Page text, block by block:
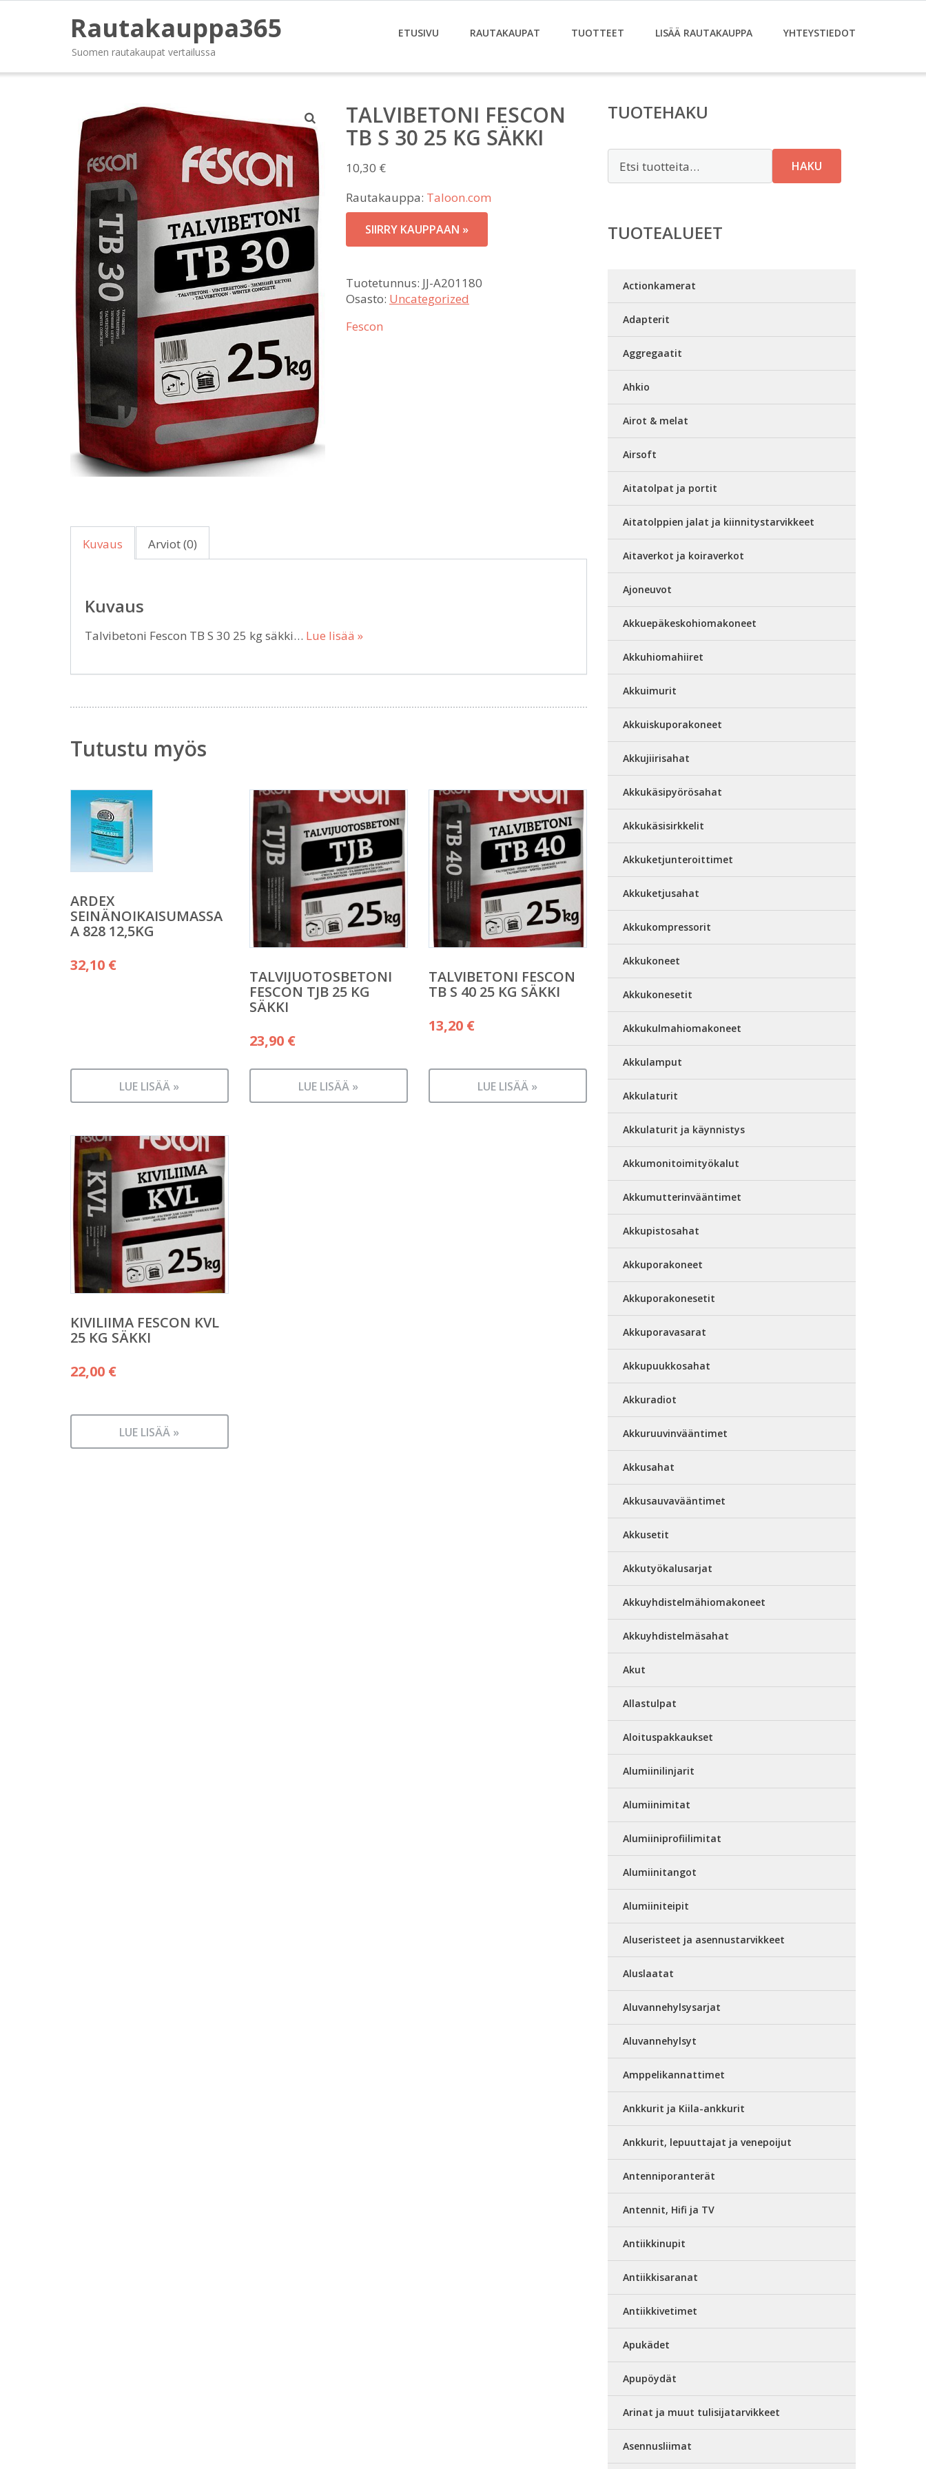
Rautakauppa365
Suomen rautakaupat vertailussa
ETUSIVU RAUTAKAUPAT TUOTTEET LISÄÄ RAUTAKAUPPA YHTEYSTIEDOT
TALVIBETONI FESCON
TB S 30 25 KG SÄKKI
10,30 €
Rautakauppa: Taloon.com
SIIRRY KAUPPAAN »
Tuotetunnus: JJ-A201180
Osasto: Uncategorized
Fescon
Kuvaus Arviot (0)
Kuvaus
Talvibetoni Fescon TB S 30 25 kg säkki… Lue lisää »
Tutustu myös
ARDEX
SEINÄNOIKAISUMASSA
A 828 12,5KG
32,10 €
LUE LISÄÄ »
TALVIJUOTOSBETONI
FESCON TJB 25 KG
SÄKKI
23,90 €
LUE LISÄÄ »
TALVIBETONI FESCON
TB S 40 25 KG SÄKKI
13,20 €
LUE LISÄÄ »
KIVILIIMA FESCON KVL
25 KG SÄKKI
22,00 €
LUE LISÄÄ »
TUOTEHAKU
HAKU
TUOTEALUEET
Actionkamerat
Adapterit
Aggregaatit
Ahkio
Airot & melat
Airsoft
Aitatolpat ja portit
Aitatolppien jalat ja kiinnitystarvikkeet
Aitaverkot ja koiraverkot
Ajoneuvot
Akkuepäkeskohiomakoneet
Akkuhiomahiiret
Akkuimurit
Akkuiskuporakoneet
Akkujiirisahat
Akkukäsipyörösahat
Akkukäsisirkkelit
Akkuketjunteroittimet
Akkuketjusahat
Akkukompressorit
Akkukoneet
Akkukonesetit
Akkukulmahiomakoneet
Akkulamput
Akkulaturit
Akkulaturit ja käynnistys
Akkumonitoimityökalut
Akkumutterinvääntimet
Akkupistosahat
Akkuporakoneet
Akkuporakonesetit
Akkuporavasarat
Akkupuukkosahat
Akkuradiot
Akkuruuvinvääntimet
Akkusahat
Akkusauvavääntimet
Akkusetit
Akkutyökalusarjat
Akkuyhdistelmähiomakoneet
Akkuyhdistelmäsahat
Akut
Allastulpat
Aloituspakkaukset
Alumiinilinjarit
Alumiinimitat
Alumiiniprofiilimitat
Alumiinitangot
Alumiiniteipit
Aluseristeet ja asennustarvikkeet
Aluslaatat
Aluvannehylsysarjat
Aluvannehylsyt
Amppelikannattimet
Ankkurit ja Kiila-ankkurit
Ankkurit, lepuuttajat ja venepoijut
Antenniporanterät
Antennit, Hifi ja TV
Antiikkinupit
Antiikkisaranat
Antiikkivetimet
Apukädet
Apupöydät
Arinat ja muut tulisijatarvikkeet
Asennusliimat